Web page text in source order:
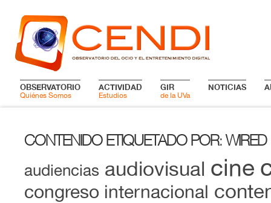
OBSERVATORIO
Quiénes Somos
ACTIVIDAD
Estudios
GIR
de la UVa
NOTICIAS
CONTENIDO ETIQUETADO POR: WIRED
audiencias audiovisual cine
congreso internacional